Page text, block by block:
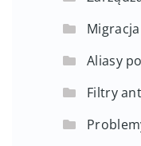
Aliasy
Filtry